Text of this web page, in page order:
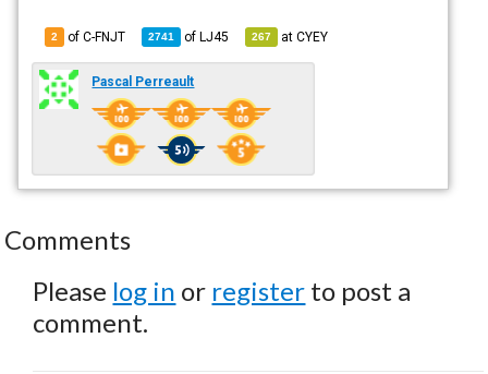
2 of C-FNJT 2741 ofLJ45 267 atCYEY
Pascal Perreault
Comments
Please log in or register to post a
comment.